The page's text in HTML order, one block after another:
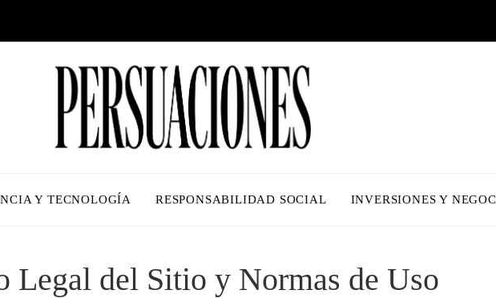
Y TECNOLOGÍA RESPONSABILIDAD SOCIAL INVERSIONES Y
Legal del Sitio y Normas de Uso